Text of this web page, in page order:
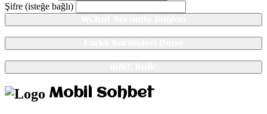
Şifre (isteğe bağlı)
Mobil Sohbet